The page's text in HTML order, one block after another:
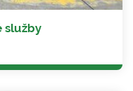
služby